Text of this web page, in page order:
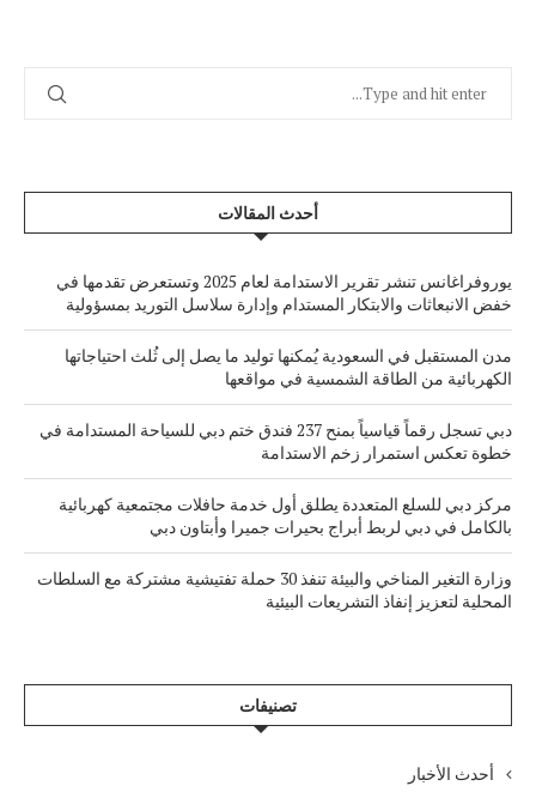
أحدث المقالات
يوروفراغانس تنشر تقرير الاستدامة لعام 2025 وتستعرض تقدمها في
خفض الانبعاثات والابتكار المستدام وإدارة سلاسل التوريد بمسؤولية
مدن المستقبل في السعودية يُمكنها توليد ما يصل إلى ثُلث احتياجاتها
الكهربائية من الطاقة الشمسية في مواقعها
دبي تسجل رقماً قياسياً بمنح 237 فندق ختم دبي للسياحة المستدامة في
خطوة تعكس استمرار زخم الاستدامة
مركز دبي للسلع المتعددة يطلق أول خدمة حافلات مجتمعية كهربائية
بالكامل في دبي لربط أبراج بحيرات جميرا وأبتاون دبي
وزارة التغير المناخي والبيئة تنفذ 30 حملة تفتيشية مشتركة مع السلطات
المحلية لتعزيز إنفاذ التشريعات البيئية
تصنيفات
أحدث الأخبار